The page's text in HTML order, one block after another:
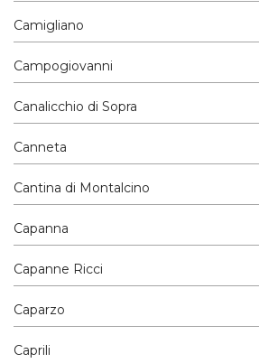
Camigliano
Campogiovanni
Canalicchio di Sopra
Canneta
Cantina di Montalcino
Capanna
Capanne Ricci
Caparzo
Caprili